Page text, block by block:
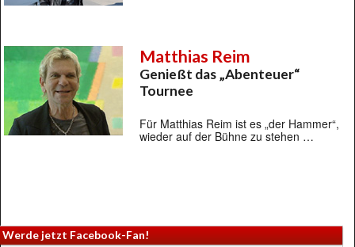
Matthias Reim
Genießt das „Abenteuer“
Tournee
Für Matthias Reim ist es „der Hammer“,
wieder auf der Bühne zu stehen …
Werde jetzt Facebook-Fan!